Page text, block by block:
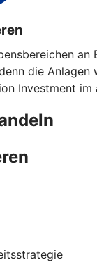
an
die
Investment